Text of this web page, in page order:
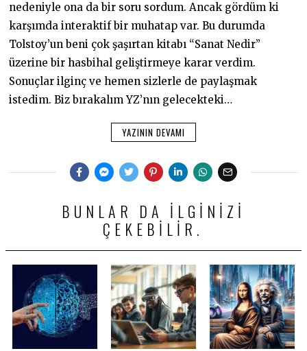
nedeniyle ona da bir soru sordum. Ancak gördüm ki
karşımda interaktif bir muhatap var. Bu durumda
Tolstoy’un beni çok şaşırtan kitabı “Sanat Nedir”
üzerine bir hasbihal geliştirmeye karar verdim.
Sonuçlar ilginç ve hemen sizlerle de paylaşmak
istedim. Biz bırakalım YZ’nın gelecekteki…
YAZININ DEVAMI
BUNLAR DA ILGINIZI
ÇEKEBILIR.